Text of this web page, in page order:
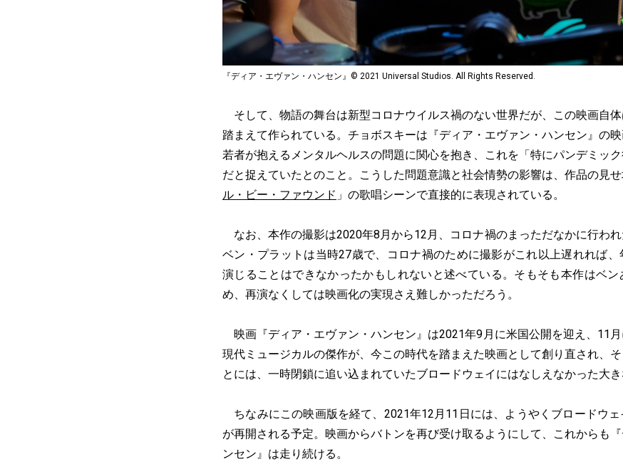
『ディア・エヴァン・ハンセン』© 2021 Universal Studios. All Rights Reserved.
そして、物語の舞台は新型コロナウイルス禍のない世界だが、この映画自
踏まえて作られている。チョボスキーは『ディア・エヴァン・ハンセン』の
若者が抱えるメンタルヘルスの問題に関心を抱き、これを「特にパンデミック
だと捉えていたとのこと。こうした問題意識と社会情勢の影響は、作品の見せ
ル・ビー・ファウンド 」の歌唱シーンで直接的に表現されている。
なお、本作の撮影は2020年8月から12月、コロナ禍のまっただなかに行わ
ベン・プラットは当時27歳で、コロナ禍のために撮影がこれ以上遅れれば
演じることはできなかったかもしれないと述べている。そもそも本作はベン
め、再演なくしては映画化の実現さえ難しかっただろう。
映画『ディア・エヴァン・ハンセン』は2021年9月に米国公開を迎え、11月
現代ミュージカルの傑作が、今この時代を踏まえた映画として創り直され、
とには、一時閉鎖に追い込まれていたブロードウェイにはなしえなかった大き
ちなみにこの映画版を経て、2021年12月11日には、ようやくブロードウ
が再開される予定。映画からバトンを再び受け取るようにして、これからも
ンセン』は走り続ける。